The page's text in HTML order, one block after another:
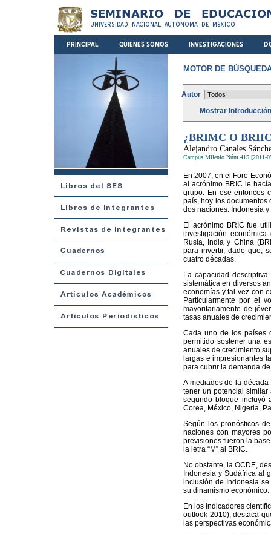
MOTOR DE
Autor
Mostrar
¿BRIMC O
Alejandro Canales
Campus Milenio Núm 415 [2011-
En 2007, en el Foro
al acrónimo BRIC le
grupo. En ese entonces
país, hoy los documentos
dos naciones: Indonesia y
El acrónimo BRIC fue
investigación
Rusia, India y China
para invertir, dado que,
cuatro décadas.
La capacidad
sistemática en diversos
economías y tal vez con
Particularmente por el
mayoritariamente de
tasas anuales de
Cada uno de los países
permitido sostener una
anuales de crecimiento
largas e impresionantes
para cubrir la demanda
A mediados de la
tener un potencial similar
segundo bloque incluyó
Corea, México, Nigeria,
Según los pronósticos
naciones con mayores
previsiones fueron la
la letra “M” al BRIC.
No obstante, la OCDE,
Indonesia y Sudáfrica al
inclusión de Indonesia
su dinamismo económico.
En los indicadores
outlook 2010), destaca
las perspectivas